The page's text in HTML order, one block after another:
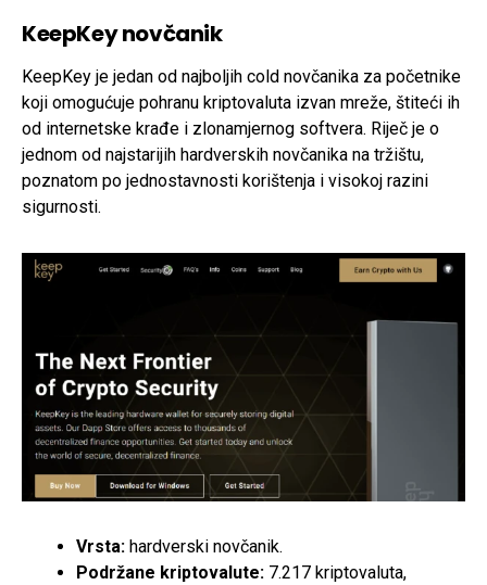
KeepKey novčanik
KeepKey je jedan od najboljih cold novčanika za početnike
koji omogućuje pohranu kriptovaluta izvan mreže, štiteći ih
od internetske krađe i zlonamjernog softvera. Riječ je o
jednom od najstarijih hardverskih novčanika na tržištu,
poznatom po jednostavnosti korištenja i visokoj razini
sigurnosti.
Vrsta: hardverski novčanik.
Podržane kriptovalute: 7.217 kriptovaluta,